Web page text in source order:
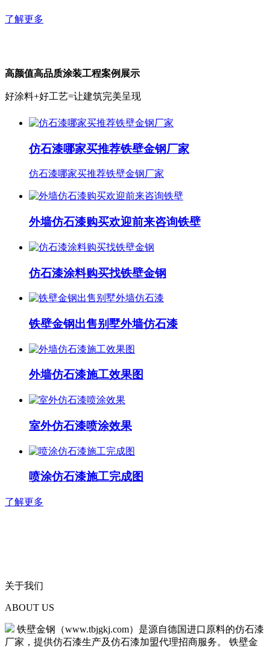
了解更多
高颜值高品质涂装工程案例展示
好涂料+好工艺=让建筑完美呈现
仿石漆哪家买推荐铁壁金钢厂家
仿石漆哪家买推荐铁壁金钢厂家
外墙仿石漆购买欢迎前来咨询铁壁
仿石漆涂料购买找铁壁金钢
铁壁金钢出售别墅外墙仿石漆
外墙仿石漆施工效果图
室外仿石漆喷涂效果
喷涂仿石漆施工完成图
了解更多
关于我们
ABOUT US
铁壁金钢（www.tbjgkj.com）是源自德国进口原料的仿石漆
厂家，提供仿石漆生产及仿石漆加盟代理招商服务。 铁壁金